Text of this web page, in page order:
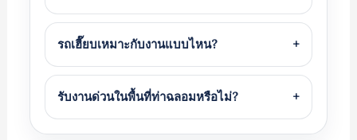
รถเฮี๊ยบเหมาะกับงานแบบไหน? +
รับงานด่วนในพื้นที่ท่าฉลอมหรือไม่? +